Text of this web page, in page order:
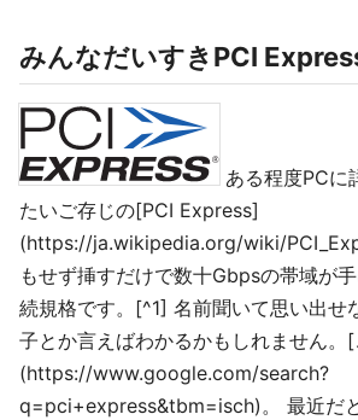
みんなだいすきPCI
ある程度PCに
たいご存じの[PCI Express]
(https://ja.wikipedia.org/wiki/
もせず挿すだけで数十Gbpsの帯域が
続規格です。[^1] 名前聞いて思い出せ
子とか言えばわかるかもしれません。
(https://www.google.com/search?
q=pci+express&tbm=isch)。 最近だ